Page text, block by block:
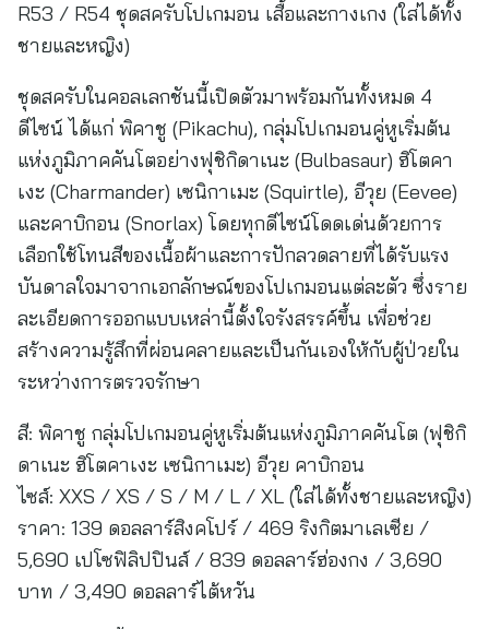
R53 / R54 ชุดสครับโปเกมอน เสื้อและกางเกง (ใส่ได้ทั้ง
ชายและหญิง)
ชุดสครับในคอลเลกชันนี้เปิดตัวมาพร้อมกันทั้งหมด 4
ดีไซน์ ได้แก่ พิคาชู (Pikachu), กลุ่มโปเกมอนคู่หูเริ่มต้น
แห่งภูมิภาคคันโตอย่างฟุชิกิดาเนะ (Bulbasaur) ฮิโตคา
เงะ (Charmander) เซนิกาเมะ (Squirtle), อีวุย (Eevee)
และคาบิกอน (Snorlax) โดยทุกดีไซน์โดดเด่นด้วยการ
เลือกใช้โทนสีของเนื้อผ้าและการปักลวดลายที่ได้รับแรง
บันดาลใจมาจากเอกลักษณ์ของโปเกมอนแต่ละตัว ซึ่งราย
ละเอียดการออกแบบเหล่านี้ตั้งใจรังสรรค์ขึ้น เพื่อช่วย
สร้างความรู้สึกที่ผ่อนคลายและเป็นกันเองให้กับผู้ป่วยใน
ระหว่างการตรวจรักษา
สี: พิคาชู กลุ่มโปเกมอนคู่หูเริ่มต้นแห่งภูมิภาคคันโต (ฟุชิกิ
ดาเนะ ฮิโตคาเงะ เซนิกาเมะ) อีวุย คาบิกอน
ไซส์: XXS / XS / S / M / L / XL (ใส่ได้ทั้งชายและหญิง)
ราคา: 139 ดอลลาร์สิงคโปร์ / 469 ริงกิตมาเลเซีย /
5,690 เปโซฟิลิปปินส์ / 839 ดอลลาร์ฮ่องกง / 3,690
บาท / 3,490 ดอลลาร์ไต้หวัน